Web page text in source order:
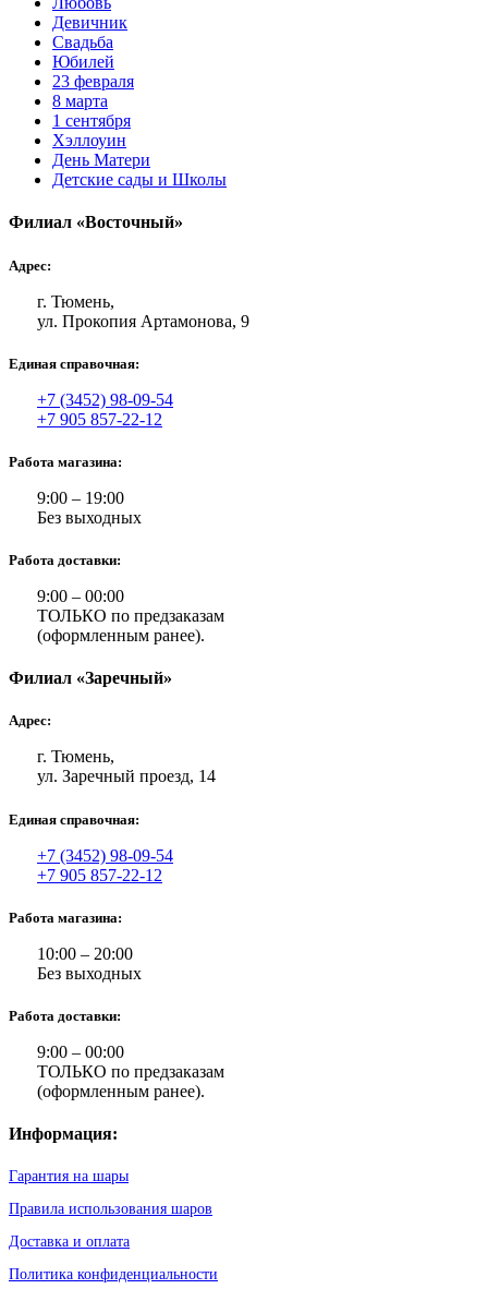
Девичник
Свадьба
Юбилей
23 февраля
8 марта
1 сентября
Хэллоуин
День Матери
Детские сады и Школы
Филиал «Восточный»
Адрес:
г. Тюмень,
ул. Прокопия Артамонова, 9
Единая справочная:
+7 (3452) 98-09-54
+7 905 857-22-12
Работа магазина:
9:00 – 19:00
Без выходных
Работа доставки:
9:00 – 00:00
ТОЛЬКО по предзаказам
(оформленным ранее).
Филиал «Заречный»
Адрес:
г. Тюмень,
ул. Заречный проезд, 14
Единая справочная:
+7 (3452) 98-09-54
+7 905 857-22-12
Работа магазина:
10:00 – 20:00
Без выходных
Работа доставки:
9:00 – 00:00
ТОЛЬКО по предзаказам
(оформленным ранее).
Информация:
Гарантия на шары
Правила использования шаров
Доставка и оплата
Политика конфиденциальности